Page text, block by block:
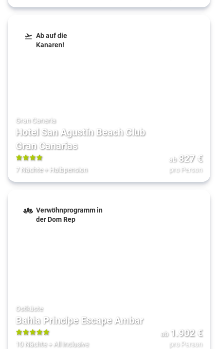
Ab auf die
Kanaren!
Gran Canaria
Hotel San Agustín Beach Club
Gran Canarias
4
7 Nächte+ Halbpension
ab 827€
pro Person
Verwöhnprogramm in
der Dom Rep
Ostküste
Bahia Principe Escape Ambar
5
10 Nächte+ All Inclusive
ab 1.902€
pro Person